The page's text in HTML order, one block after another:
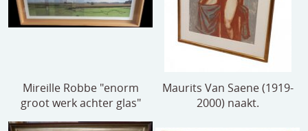
Mireille Robbe "enorm
groot werk achter glas"
Maurits Van Saene (1919-
2000) naakt.